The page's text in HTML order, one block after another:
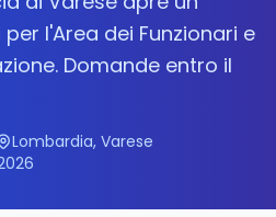
l'Area dei Funzionari e
Domande entro il
Lombardia, Varese